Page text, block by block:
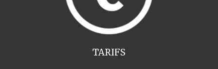
TARIFS